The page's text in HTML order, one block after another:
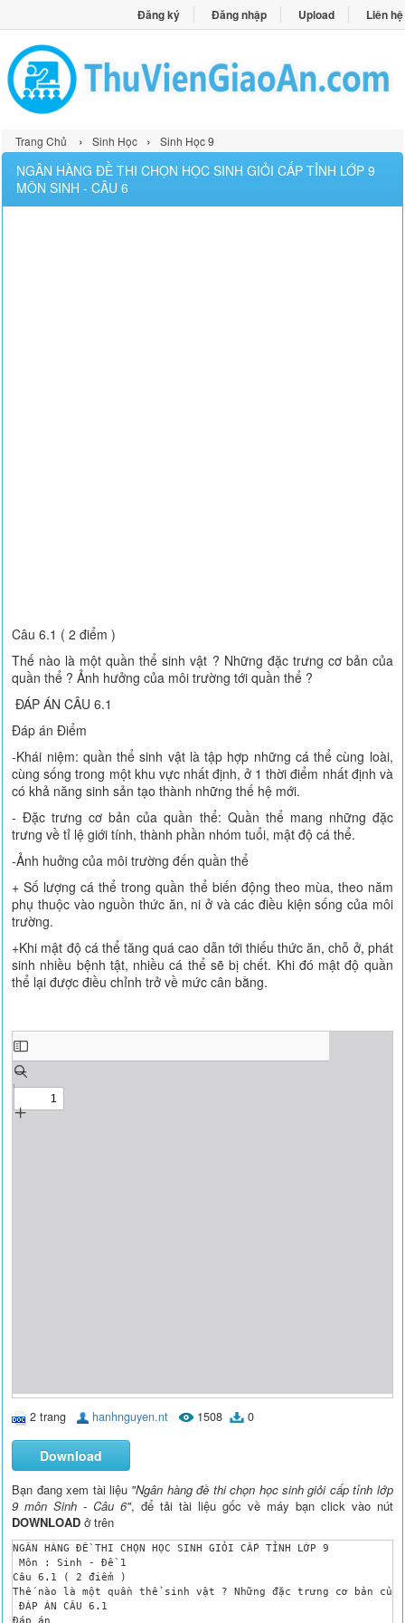
Đăng ký Đăng nhập Upload Liên hệ
Trang Chủ › Sinh Học › Sinh Học 9
NGÂN HÀNG ĐỀ THI CHỌN HỌC SINH GIỎI CẤP TỈNH LỚP 9
MÔN SINH - CÂU 6
Câu 6.1 ( 2 điểm )
Thế nào là một quần thể sinh vật ? Những đặc trưng cơ bản của
quần thể ? Ảnh hưởng của môi trường tới quần thể ?
ĐÁP ÁN CÂU 6.1
Đáp án Điểm
-Khái niệm: quần thể sinh vật là tập hợp những cá thể cùng loài,
cùng sống trong một khu vực nhất định, ở 1 thời điểm nhất định và
có khả năng sinh sản tạo thành những thế hệ mới.
- Đặc trưng cơ bản của quần thể: Quần thể mang những đặc
trưng về tỉ lệ giới tính, thành phần nhóm tuổi, mật độ cá thể.
-Ảnh huởng của môi trường đến quần thể
+ Số lượng cá thể trong quần thể biến động theo mùa, theo năm
phụ thuộc vào nguồn thức ăn, ni ở và các điều kiện sống của môi
trường.
+Khi mật độ cá thể tăng quá cao dẫn tới thiếu thức ăn, chỗ ở, phát
sinh nhiều bệnh tật, nhiều cá thể sẽ bị chết. Khi đó mật độ quần
thể lại được điều chỉnh trở về mức cân bằng.
2 trang hanhnguyen.nt 1508 0
Download
Bạn đang xem tài liệu "Ngân hàng đề thi chọn học sinh giỏi cấp tỉnh lớp
9 môn Sinh - Câu 6", để tải tài liệu gốc về máy bạn click vào nút
DOWNLOAD ở trên
NGÂN HÀNG ĐỀ THI CHỌN HỌC SINH GIỎI CẤP TỈNH LỚP 9
Môn : Sinh - Đề 1
Câu 6.1 ( 2 điểm )
Thế nào là một quần thể sinh vật ? Những đặc trưng cơ bản
ĐÁP ÁN CÂU 6.1
Đáp án